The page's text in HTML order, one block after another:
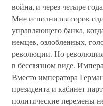
война, и через четыре
Мне исполнился сорок
управляющего банка,
немцев, озлобленных,
революции. Но революция
в бессвязном виде.
Вместо императора
президента и кабинет
политические перемены